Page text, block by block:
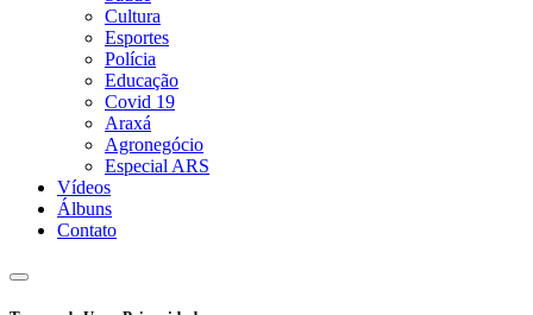
Cultura
Esportes
Polícia
Educação
Covid 19
Araxá
Agronegócio
Especial ARS
Vídeos
Álbuns
Contato